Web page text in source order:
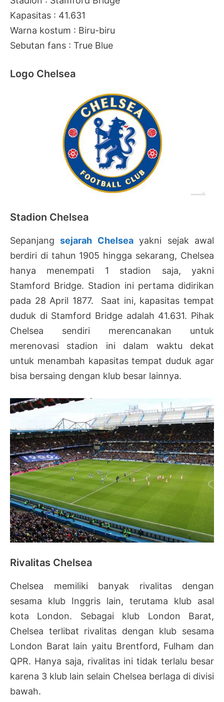
Kapasitas : 41.631
Warna kostum : Biru-biru
Sebutan fans : True Blue
Logo Chelsea
Stadion Chelsea
Sepanjangsejarah Chelseayakni sejak awal
berdiri di tahun 1905 hingga sekarang, Chelsea
hanya menempati 1 stadion saja, yakni
Stamford Bridge. Stadion ini pertama didirikan
pada 28 April 1877. Saat ini, kapasitas tempat
duduk di Stamford Bridge adalah 41.631. Pihak
Chelsea sendiri merencanakan untuk
merenovasi stadion ini dalam waktu dekat
untuk menambah kapasitas tempat duduk agar
bisa bersaing dengan klub besar lainnya.
Rivalitas Chelsea
Chelsea memiliki banyak rivalitas dengan
sesama klub Inggris lain, terutama klub asal
kota London. Sebagai klub London Barat,
Chelsea terlibat rivalitas dengan klub sesama
London Barat lain yaitu Brentford, Fulham dan
QPR. Hanya saja, rivalitas ini tidak terlalu besar
karena 3 klub lain selain Chelsea berlaga di divisi
bawah.